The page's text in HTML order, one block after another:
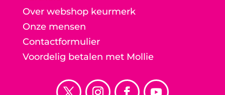
Over webshop keurmerk
Onze mensen
Contactformulier
Voordelig betalen met Mollie